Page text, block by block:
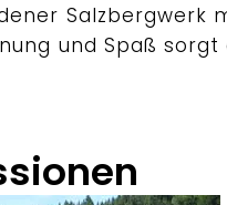
Salzbergwerk
und Spaß